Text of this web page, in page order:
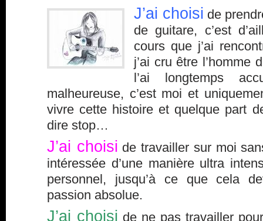
J’ai choisi de
de guitare, c’est
cours que j’ai
j’ai cru être
l’ai longtemps
malheureuse, c’est moi et
vivre cette histoire et quelque part
dire stop…
J’ai choisi de travailler sur moi
intéressée d’une manière ultra
personnel, jusqu’à ce que cela
passion absolue.
J’ai choisi de ne pas travailler